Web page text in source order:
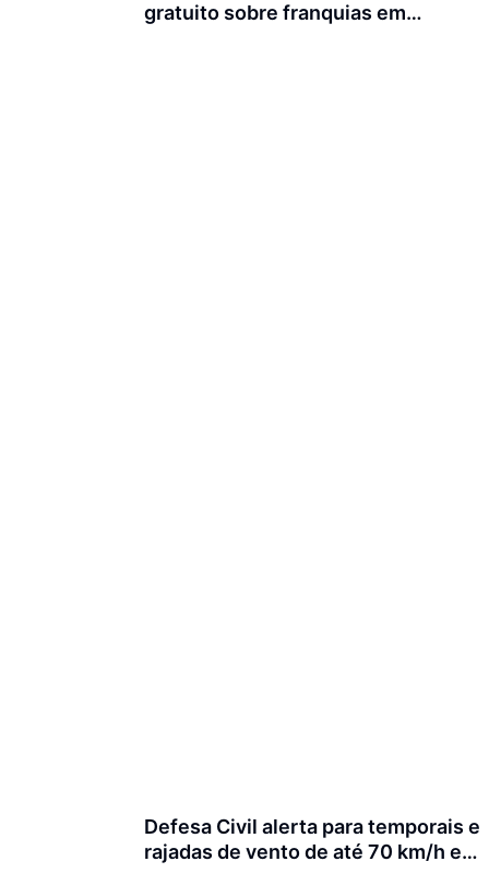
gratuito sobre franquias em
Defesa Civil alerta para temporais e
rajadas de vento de até 70 km/h em